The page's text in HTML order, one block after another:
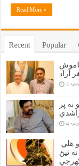
Read More »
Recent Popular
آزاد
4
پر
4
ٿيڻ